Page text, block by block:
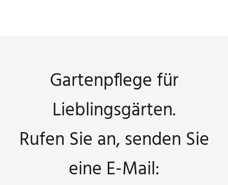
Gartenpflege für
Lieblingsgärten.
Rufen Sie an, senden Sie
eine E-Mail: